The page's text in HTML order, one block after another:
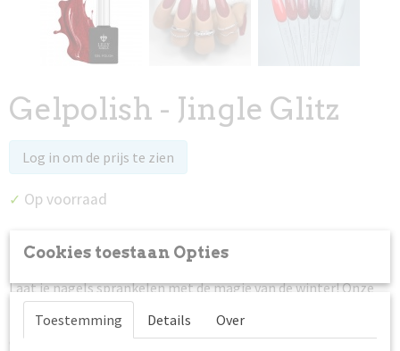
Gelpolish - Jingle Glitz
Log in om de prijs te zien
✓ Op voorraad
Omschrijving
Laat je nagels sprankelen met de magie van de winter! Onze
nieuwe Gel Polish collectie WINTER LUX biedt zes exclusieve
tinten - een sprankelend eerbetoon aan stijl en elegantie. Van
diepe, klassieke tinten tot barstende glitters - dekleur voor
Cookies toestaan Opties
Toestemming Details Over